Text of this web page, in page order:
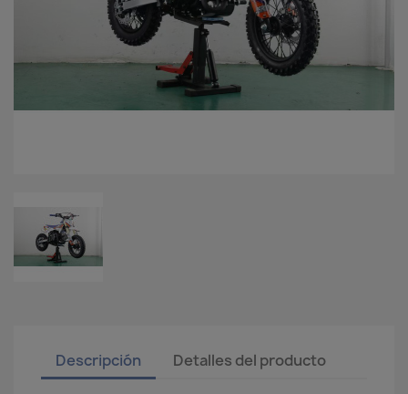
Descripción Detalles del producto